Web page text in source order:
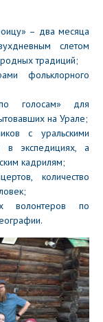
– два месяца
слетом
традиций;
фольклорного
голосам» для
на Урале;
с уральскими
в экспедициях, а
кадрилям;
количество
волонтеров по